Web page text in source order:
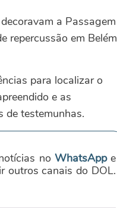
a Passagem
repercussão em Belém
para localizar o
e as
de testemunhas.
no WhatsAppe
outros canais do DOL.